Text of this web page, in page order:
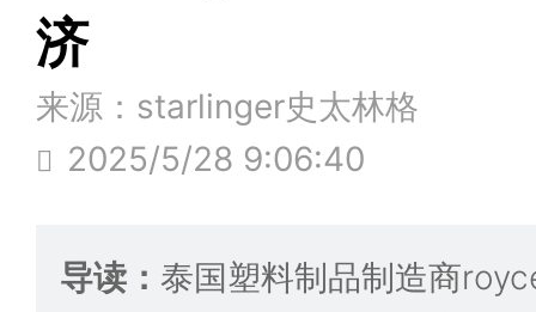
济
来源：starlinger史太林格
2025/5/28 9:06:40
导读： 泰国塑料制品制造商